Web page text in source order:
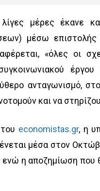
μέρες έκανε
μέσω
«όλες οι
ανταγωνισμό,
και να
economistas.gr, η
μέσα στον
η αποζημίωση που